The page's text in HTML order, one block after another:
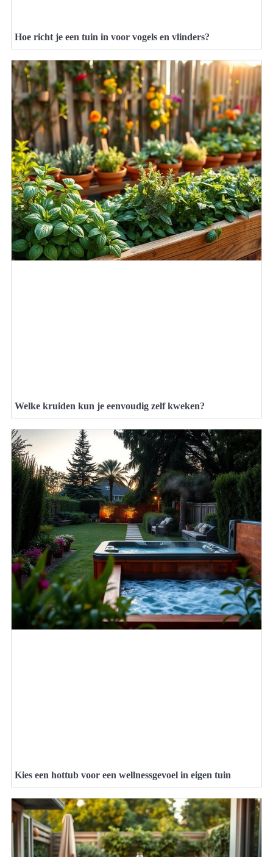
Hoe richt je een tuin in voor vogels en vlinders?
Welke kruiden kun je eenvoudig zelf kweken?
Kies een hottub voor een wellnessgevoel in eigen tuin